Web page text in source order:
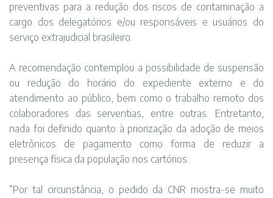
preventivas para a redução dos riscos de contaminação a
cargo dos delegatórios e/ou responsáveis e usuários do
serviço extrajudicial brasileiro.
A recomendação contemplou a possibilidade de suspensão
ou redução do horário do expediente externo e do
atendimento ao público, bem como o trabalho remoto dos
colaboradores das serventias, entre outras. Entretanto,
nada foi definido quanto à priorização da adoção de meios
eletrônicos de pagamento como forma de reduzir a
presença física da população nos cartórios.
“Por tal circunstância, o pedido da CNR mostra-se muito